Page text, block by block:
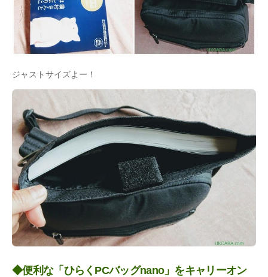
ジャストサイズよー！
◆便利な「ひらくPCバッグnano」をキャリーオン